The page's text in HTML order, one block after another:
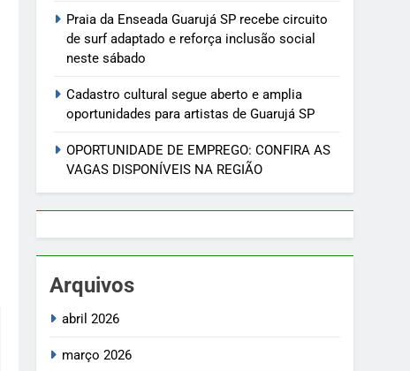
Praia da Enseada Guarujá SP recebe circuito
de surf adaptado e reforça inclusão social
neste sábado
Cadastro cultural segue aberto e amplia
oportunidades para artistas de Guarujá SP
OPORTUNIDADE DE EMPREGO: CONFIRA AS
VAGAS DISPONÍVEIS NA REGIÃO
Arquivos
abril 2026
março 2026